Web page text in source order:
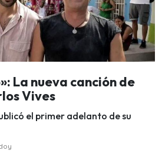
La nueva canción de
Vives
el primer adelanto de su